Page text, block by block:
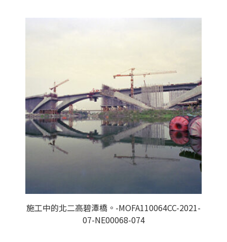
施工中的北二高碧潭橋。-MOFA110064CC-2021-
07-NE00068-074